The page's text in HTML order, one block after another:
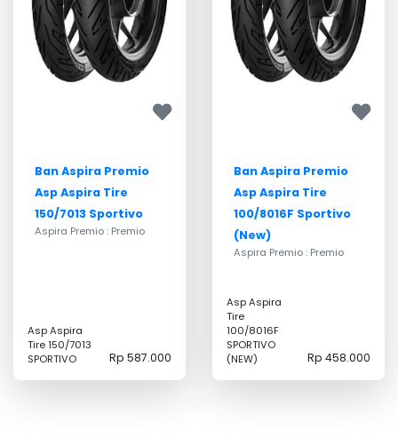
Ban Aspira Premio
Asp Aspira Tire
150/7013 Sportivo
Aspira Premio : Premio
Asp Aspira
Tire 150/7013
SPORTIVO
Rp 587.000
Ban Aspira Premio
Asp Aspira Tire
100/8016F Sportivo
(New)
Aspira Premio : Premio
Asp Aspira
Tire
100/8016F
SPORTIVO
(NEW)
Rp 458.000